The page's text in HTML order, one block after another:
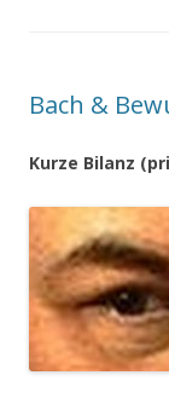
Bach &
Kurze Bilanz